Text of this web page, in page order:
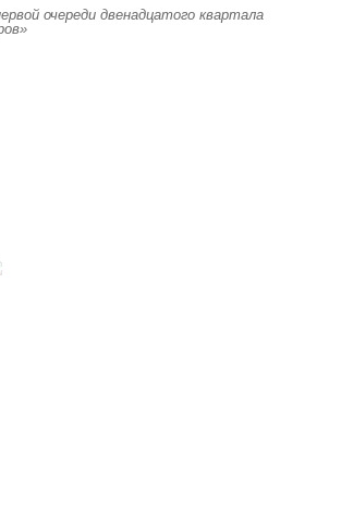
очереди двенадцатого квартала